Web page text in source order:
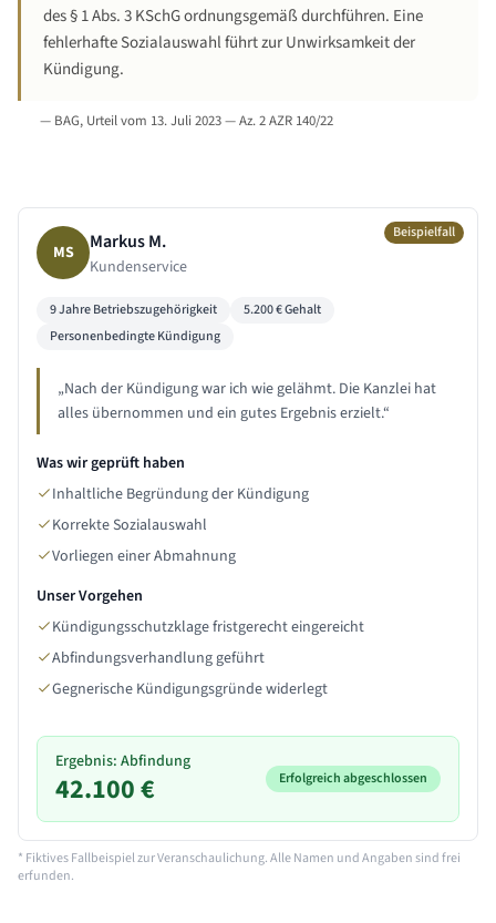
des § 1 Abs. 3 KSchG ordnungsgemäß durchführen. Eine
fehlerhafte Sozialauswahl führt zur Unwirksamkeit der
Kündigung.
— BAG, Urteil vom 13. Juli 2023 — Az. 2 AZR 140/22
Beispielfall
MS Markus M.
Kundenservice
9 JahreBetriebszugehörigkeit 5.200€ Gehalt
Personenbedingte Kündigung
„Nach der Kündigung war ich wie gelähmt. Die Kanzlei hat
alles übernommen und ein gutes Ergebnis erzielt.“
Was wir geprüft haben
Inhaltliche Begründung der Kündigung
Korrekte Sozialauswahl
Vorliegen einer Abmahnung
Unser Vorgehen
Kündigungsschutzklage fristgerecht eingereicht
Abfindungsverhandlung geführt
Gegnerische Kündigungsgründe widerlegt
Ergebnis: Abfindung
42.100 € Erfolgreich abgeschlossen
* Fiktives Fallbeispiel zur Veranschaulichung. Alle Namen und Angaben sind frei
erfunden.